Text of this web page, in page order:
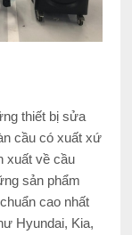
thiết bị sửa
cầu có xuất xứ
xuất về cầu
sản phẩm
cao nhất
Hyundai, Kia,